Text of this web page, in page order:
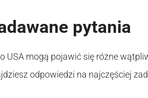
pytania
USA mogą pojawić się różne
odpowiedzi na najczęściej